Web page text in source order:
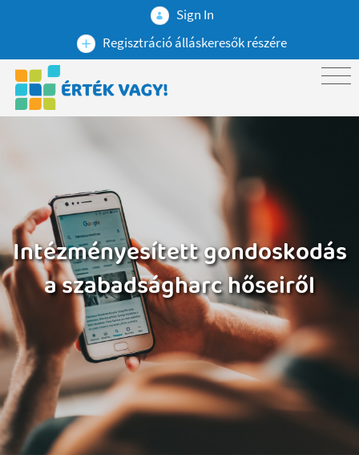
Sign In
Regisztráció álláskeresők részére
Intézményesített gondoskodás
a szabadságharc hőseiről